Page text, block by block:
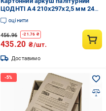
ЦОДНТІ А4 210х297х2,5 мм 24
листів (КPL-210/297-2,5-24-2)
оцінити
456.96 -21.76 ₴
435.20 ₴/шт.
Доставимо